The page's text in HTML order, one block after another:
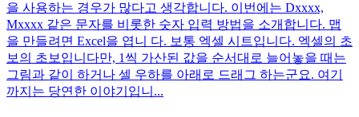
을 사용하는 경우가 많다고 생각합니다. 이번에는 Dxxxx,
Mxxxx 같은 문자를 비롯한 숫자 입력 방법을 소개합니다. 맵
을 만들려면 Excel을 엽니 다. 보통 엑셀 시트입니다. 엑셀의 초
보의 초보입니다만, 1씩 가산된 값을 순서대로 늘어놓을 때는
그림과 같이 하거나 셀 우하를 아래로 드래그 하는군요. 여기
까지는 당연한 이야기입니...